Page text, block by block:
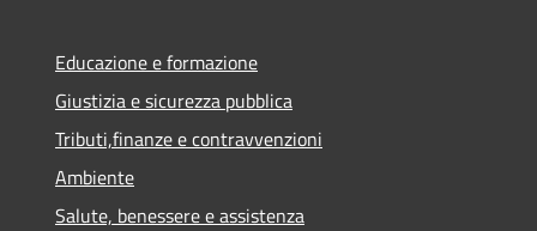
Educazione e formazione
Giustizia e sicurezza pubblica
Tributi,finanze e contravvenzioni
Ambiente
Salute, benessere e assistenza